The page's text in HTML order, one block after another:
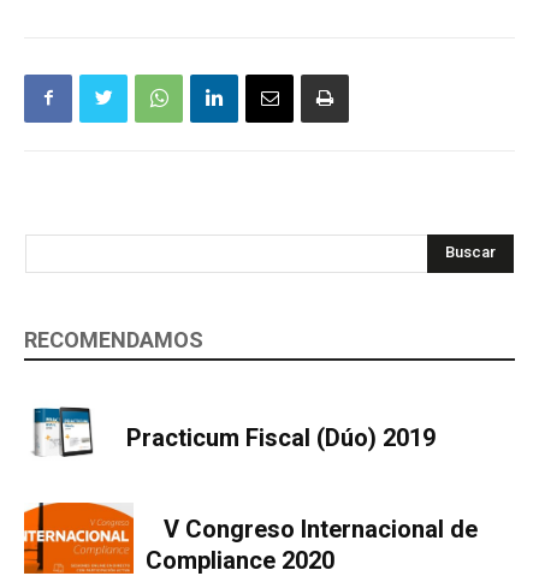
Buscar
RECOMENDAMOS
Practicum Fiscal (Dúo) 2019
V Congreso Internacional de
Compliance 2020